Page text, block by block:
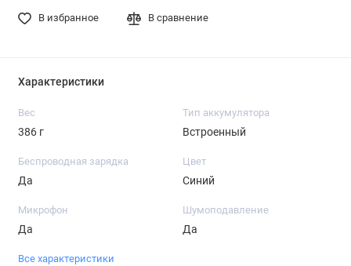
В избранное В сравнение
Характеристики
Вес
386 г
Тип аккумулятора
Встроенный
Беспроводная зарядка
Да
Цвет
Синий
Микрофон
Да
Шумоподавление
Да
Все характеристики